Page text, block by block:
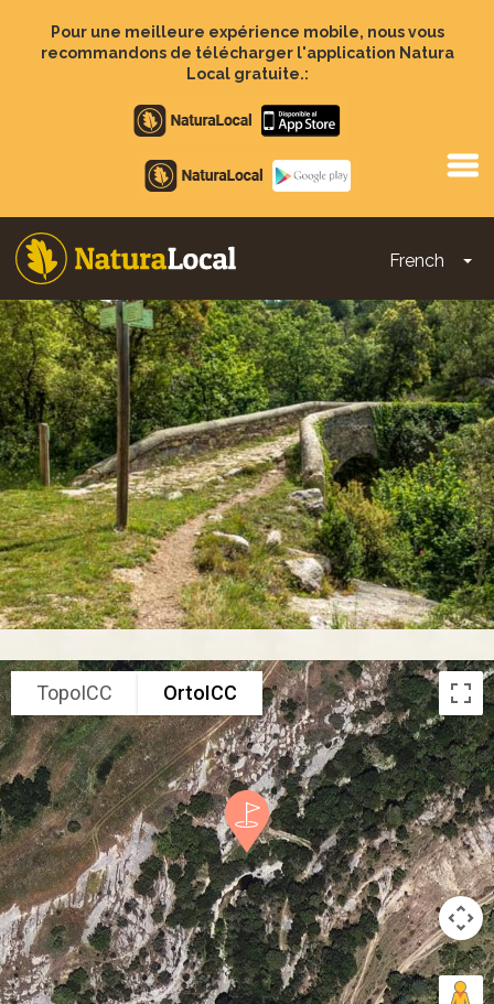
contenu
Pour une meilleure expérience mobile, nous vous
recommandons de télécharger l'application Natura
Local gratuite.:
Apple
store
Google
Play
French
Main
navigation
TopoICC OrtoICC